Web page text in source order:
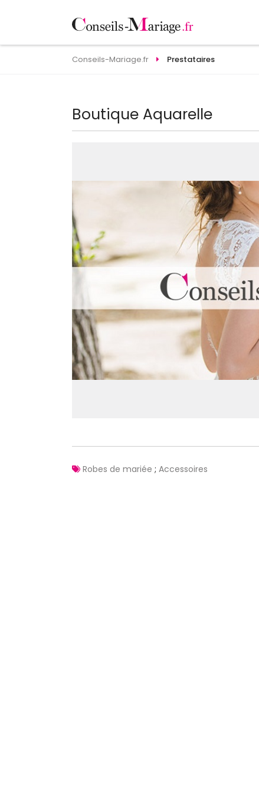
Conseils-Mariage.fr Prestataires
Boutique Aquarelle
Robes de mariée ; Accessoires